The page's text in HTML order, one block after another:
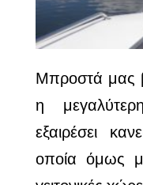
Μπροστά μας
η
εξαιρέσει
οποία όμως